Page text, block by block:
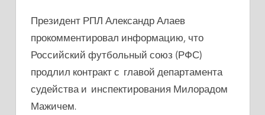
Президент РПЛ Александр Алаев
прокомментировал информацию, что
Российский футбольный союз (РФС)
продлил контракт с главой департамента
судейства и инспектирования Милорадом
Мажичем.